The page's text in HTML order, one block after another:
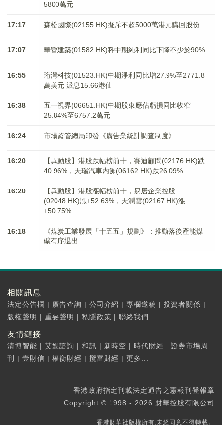
5800萬元
17:17 森松國際(02155.HK)擬斥不超5000萬港元購回股份
17:07 華營建築(01582.HK)料中期純利同比下降不少於90%
16:55
珩灣科技(01523.HK)中期淨利同比增27.9%至2771.8
萬美元 派息15.66港仙
16:38
五一視界(06651.HK)中期股東應佔虧損同比收窄
25.84%至6757.2萬元
16:24 市場監管總局印發《廣告業統計調查制度》
16:20
【異動股】港股跌幅榜前十，賽迪顧問(02176.HK)跌
40.96%，天瑞汽車内飾(06162.HK)跌26.09%
16:20
【異動股】港股漲幅榜前十，易居企業控股
(02048.HK)漲+52.63%，天潤雲(02167.HK)漲
+50.75%
16:18
《煤炭工業發展「十五五」規劃》：推動落後產能煤
礦有序退出
相關訊息
法定公告欄 | 廣告查詢 | 公司介紹 | 專欄邀稿 | 投資者關係 |
版權聲明 | 重要聲明 | 私隱政策 | 聯絡我們
友情鏈接
清博智能 | 艾媒諮詢 | 和訊 | 新時空 | 時代財經 | 證券市場周
刊
| 壹財信 | 權衡財經 | 攬富財經 | 更多...
香港政府指定刊載法定通告之憲報刊登報章
Copyright © 1998 - 2026 財華控股有限公司
香港財華社版權所有,未經同意不得轉載。